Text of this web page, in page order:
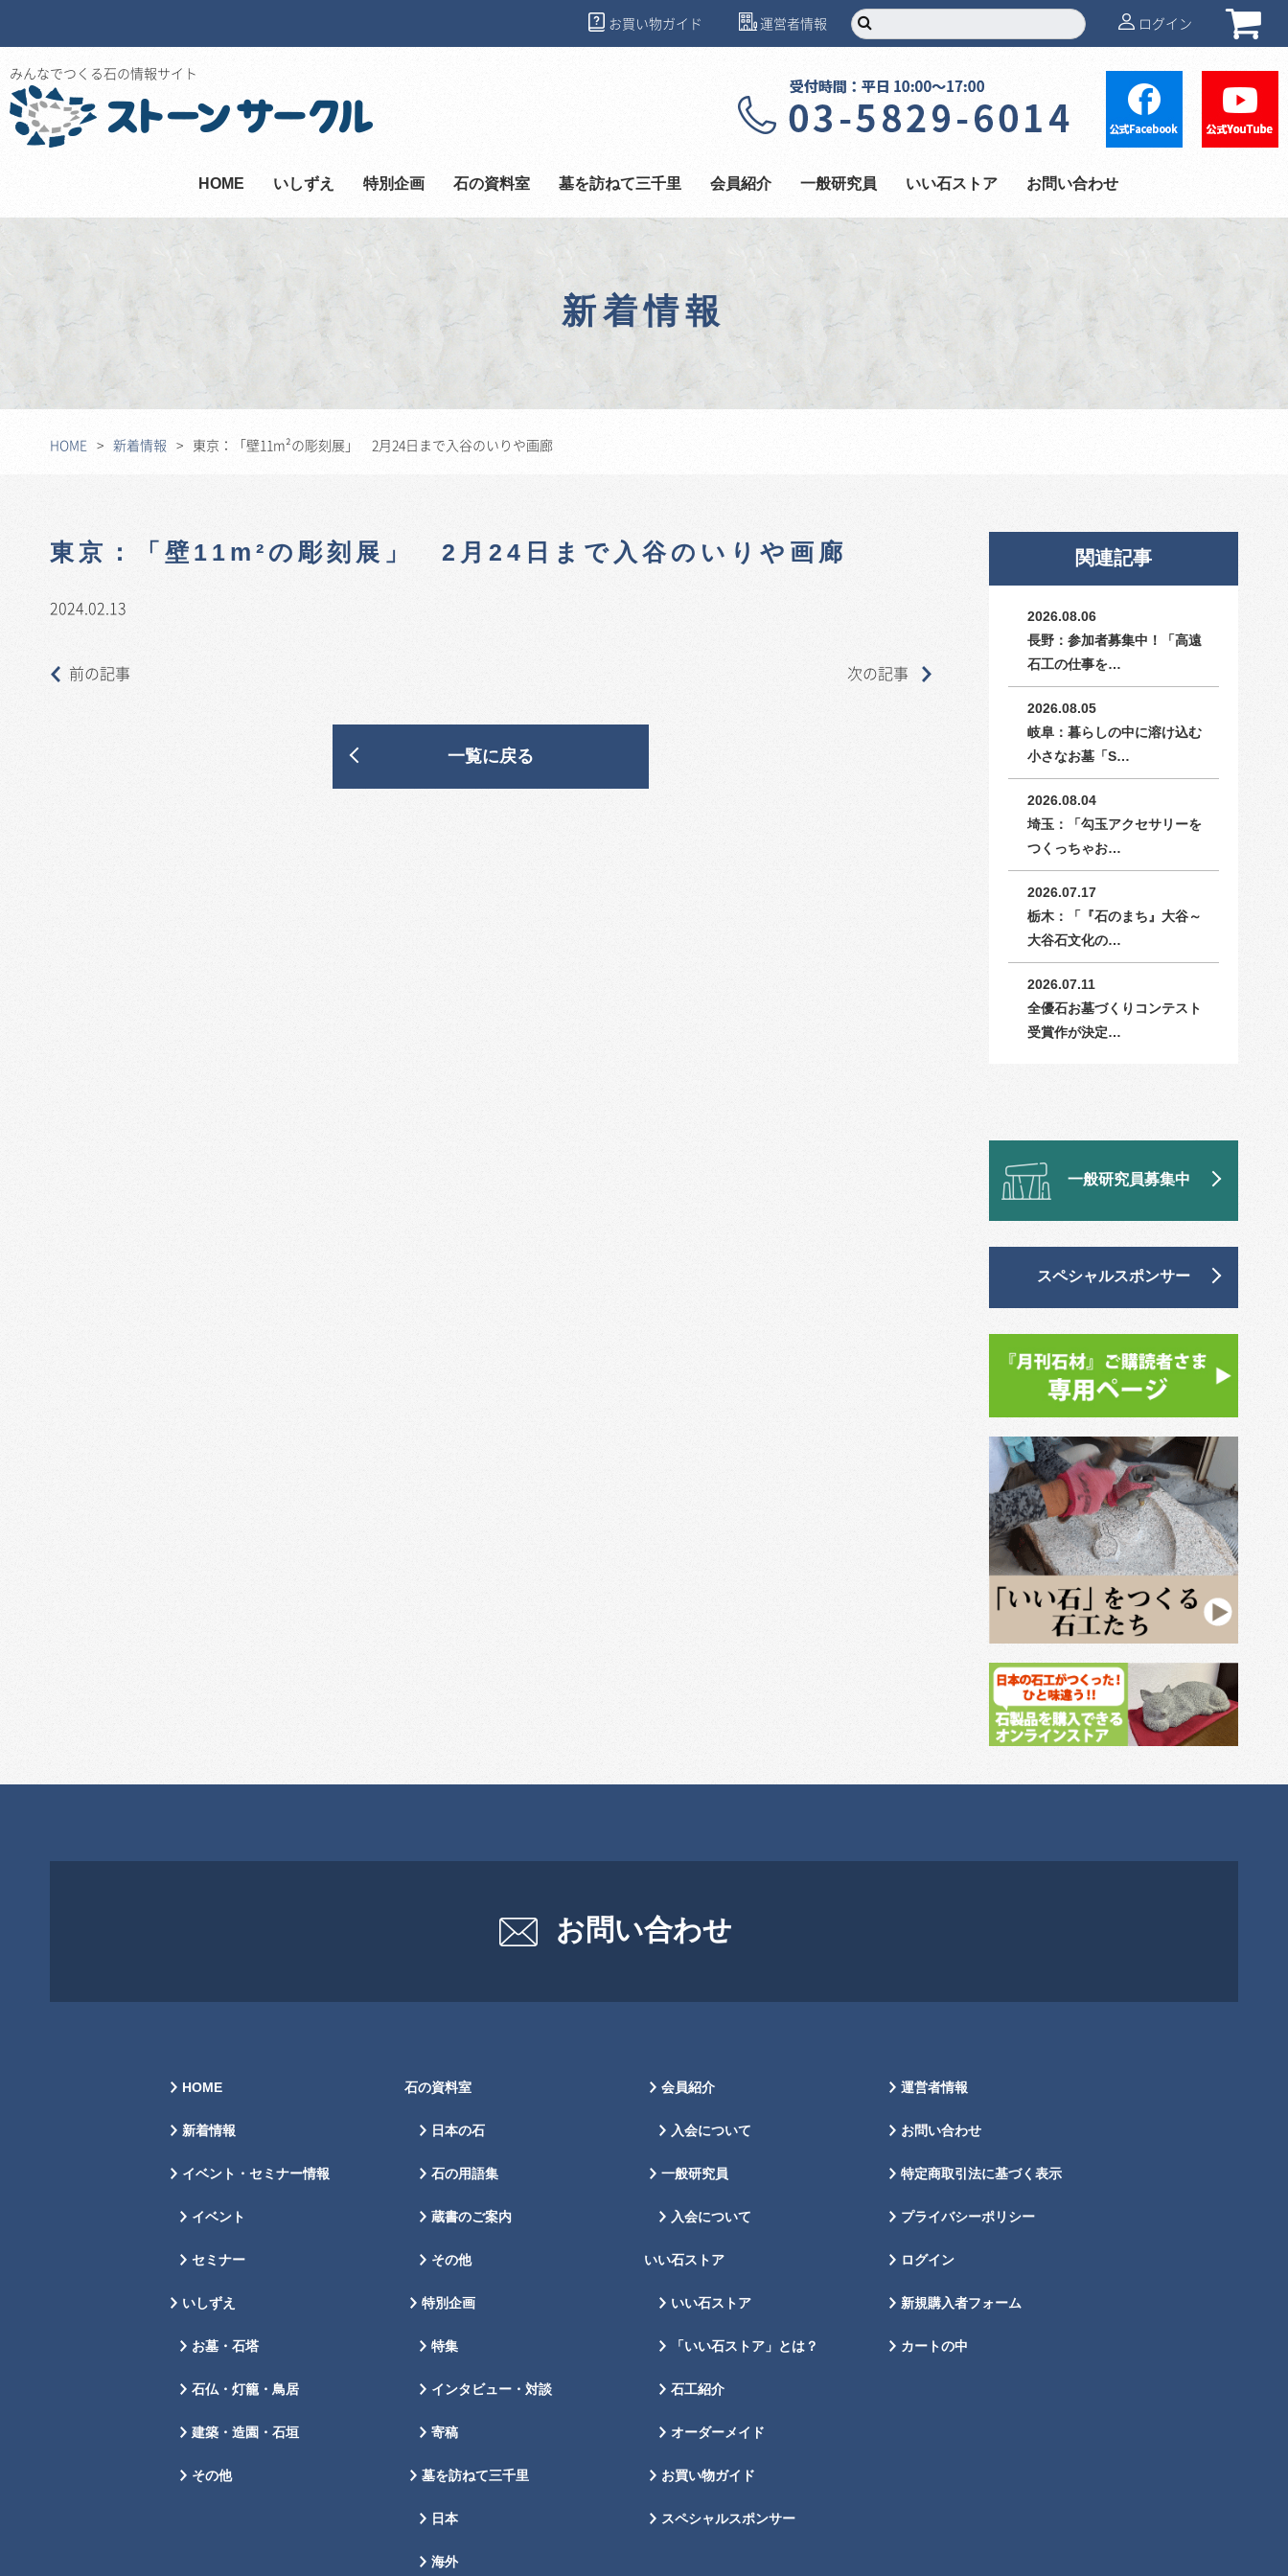
お買い物ガイド 運営者情報 ログイン
みんなでつくる石の情報サイト
HOME いしずえ 特別企画 石の資料室 墓を訪ねて三千里 会員紹介 一般研究員 いい石ストア お問い合わせ
新着情報
HOME 新着情報 東京：「壁11m²の彫刻展」 2月24日まで入谷のいりや画廊
東京：「壁11m²の彫刻展」 2月24日まで入谷のいりや画廊
2024.02.13
前の記事 次の記事
一覧に戻る
関連記事
2026.08.06
長野：参加者募集中！「高遠
石工の仕事を…
2026.08.05
岐阜：暮らしの中に溶け込む
小さなお墓「S…
2026.08.04
埼玉：「勾玉アクセサリーを
つくっちゃお…
2026.07.17
栃木：「『石のまち』大谷～
大谷石文化の…
2026.07.11
全優石お墓づくりコンテスト
受賞作が決定…
一般研究員募集中
スペシャルスポンサー
お問い合わせ
HOME
新着情報
イベント・セミナー情報
イベント
セミナー
いしずえ
お墓・石塔
石仏・灯籠・鳥居
建築・造園・石垣
その他
石の資料室
日本の石
石の用語集
蔵書のご案内
その他
特別企画
特集
インタビュー・対談
寄稿
墓を訪ねて三千里
日本
海外
会員紹介
入会について
一般研究員
入会について
いい石ストア
いい石ストア
「いい石ストア」とは？
石工紹介
オーダーメイド
お買い物ガイド
スペシャルスポンサー
運営者情報
お問い合わせ
特定商取引法に基づく表示
プライバシーポリシー
ログイン
新規購入者フォーム
カートの中